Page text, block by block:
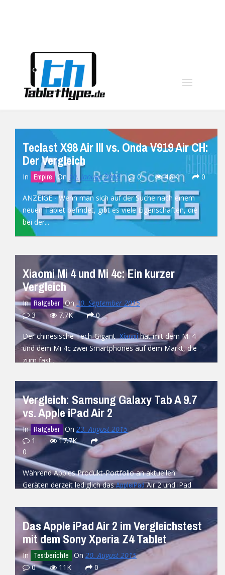
Teclast X98 Air III vs. Onda V919 Air CH:
Der Vergleich
In Empire On 10. Januar 2016 0 4.8K 0
ANZEIGE - Wenn man sich auf der Suche nach einem
neuen Tablet befindet, gibt es viele Eigenschaften, die
bei der...
READ MORE
Xiaomi Mi 4 und Mi 4c: Ein kurzer
Vergleich
In Ratgeber On30. September 2015
3
7.7K 0
Der chinesische Tech-GigantXiaomihat mit dem Mi 4
und dem Mi 4c zwei Smartphones auf dem Markt, die
zum fast...
Vergleich: Samsung Galaxy Tab A 9.7
vs. Apple iPad Air 2
In Ratgeber On 23. August 2015
1
17.7K
0
Während Apples Produkt-Portfolio an aktuellen
Geräten derzeit lediglich dasAppleiPadAir 2 und iPad
READ MORE
Das Apple iPad Air 2 im Vergleichstest
mit dem Sony Xperia Z4 Tablet
In Testberichte On 20. August 2015
0
11K 0